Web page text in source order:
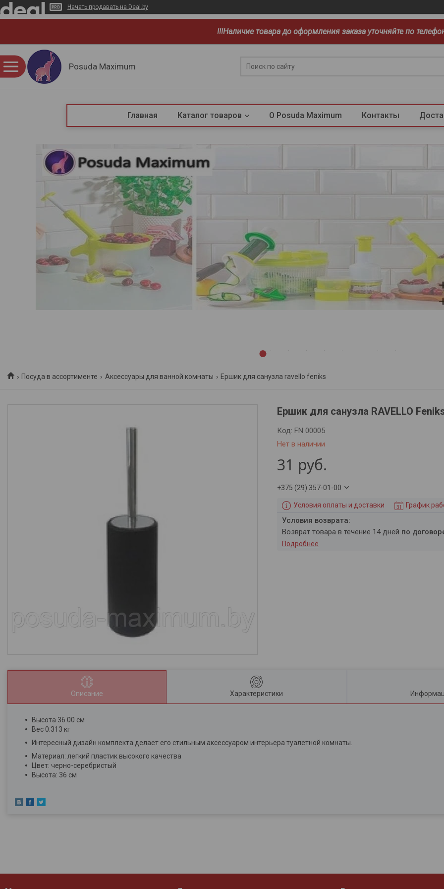
Начать продавать на Deal.by
!!!Наличие товара до оформления заказа уточняйте по
Posuda Maximum
Главная Каталог товаров О Posuda Maximum Контакты
Посуда в ассортименте Аксессуары для ванной комнаты Ершик для санузла ravello feniks
Ершик для санузла RAVELLO
Нет в наличии
Код: FN 00005
31 руб.
+375 (29) 357-01-00
Условия оплаты и доставки График
возврат товара в течение 14 дней по
Подробнее
Описание Характеристики
Высота 36.00 см
Вес 0.313 кг
Интересный дизайн комплекта делает его стильным аксессуаром интерьера туалетной комнаты.
Материал: легкий пластик высокого качества
Цвет: черно-серебристый
Высота: 36 см